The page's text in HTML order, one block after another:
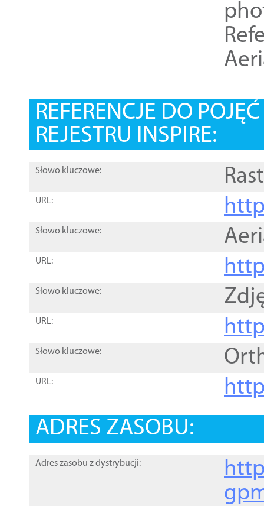
REFERENCJE DO
REJESTRU INSPIRE:
Słowo kluczowe:
URL:
Słowo kluczowe:
URL:
Słowo kluczowe:
URL:
Słowo kluczowe:
URL:
ADRES ZASOBU:
Adres zasobu z dystrybucji: